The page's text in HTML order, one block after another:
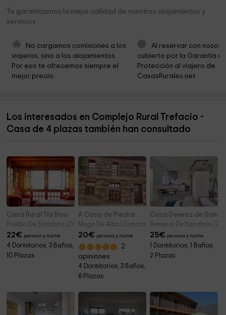
Iglesia Nuestra Señora del Puente
Ayuntamiento de Trefacio
Laguna De Los Peces
Ermita de la Virgen de las Nieves 5,5 km
Diocesis Astorga Administración 6,2 km
Convento Iglesia Y Crucero De San Francisco
Te garantizamos la mejor calidad de nuestros alojamientos y
servicios
No cargamos comisiones a los
viajeros, sino a los alojamientos.
Por eso te ofrecemos siempre el
mejor precio.
Al reservar con
cubierto por la Garantía
Protección al viajero de
CasasRurales.net
Los interesados en Complejo Rural Trefacio -
Casa de 4 plazas también han consultado
Casa Rural Tía Basi
Puebla De Sanabria (Zamora)
22€ persona y noche
4 Dormitorios, 3 Baños,
10 Plazas
A Casa de Piedra
Muga De Alba (Zamora)
20€ persona y noche
2
opiniones
4 Dormitorios, 3 Baños,
8 Plazas
Casa Devesa de
Remesal De Sanabria
25€ persona y noche
1 Dormitorios, 1 Baños,
2 Plazas